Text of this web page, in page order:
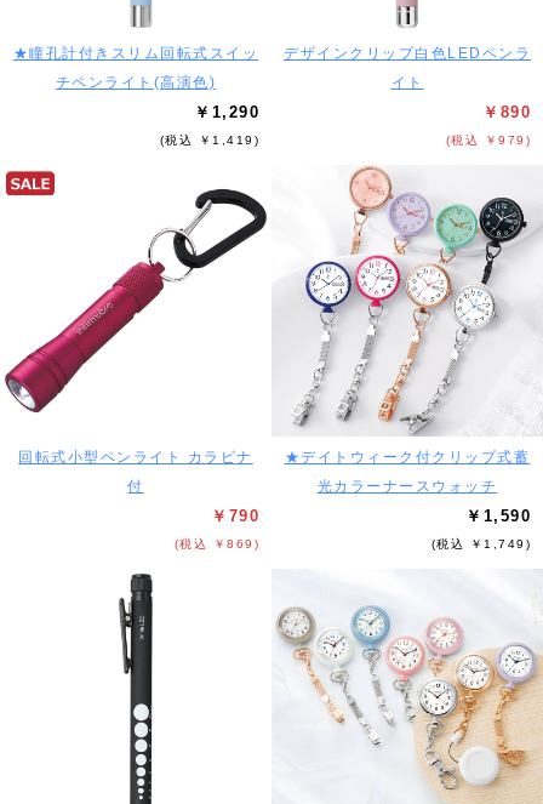
★瞳孔計付きスリム回転式スイッ
チペンライト(高演色)
￥1,290
(税込 ￥1,419)
デザインクリップ白色LEDペンラ
イト
￥890
(税込 ￥979)
回転式小型ペンライト カラビナ
付
￥790
(税込 ￥869)
★デイトウィーク付クリップ式蓄
光カラーナースウォッチ
￥1,590
(税込 ￥1,749)